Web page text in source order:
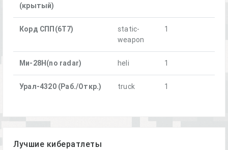
(крытый)
Корд СПП(6Т7)
static-
weapon
1
Ми-28Н(no radar) heli 1
Урал-4320 (Раб./Откр.) truck 1
Лучшие кибератлеты